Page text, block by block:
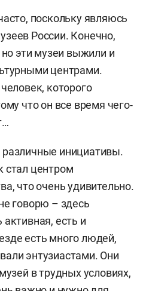
поскольку являюсь
России. Конечно,
эти музеи выжили и
центрами.
которого
что он все время чего-
инициативы.
стал центром
что очень удивительно.
говорю – здесь
есть и
есть много людей,
энтузиастами. Они
в трудных условиях,